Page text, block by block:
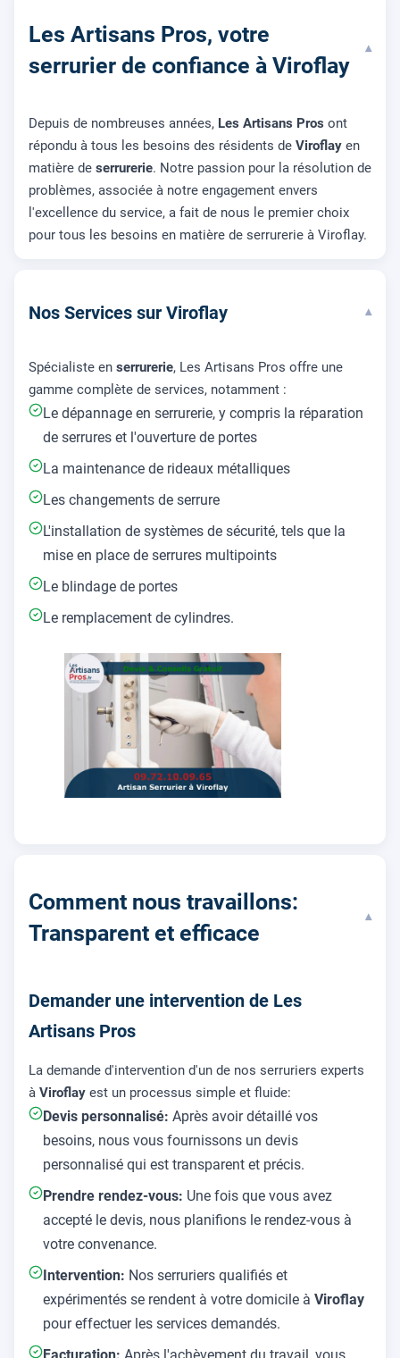
Les Artisans Pros, votre
serrurier de confiance à Viroflay
▾
Depuis de nombreuses années, Les Artisans Pros ont
répondu à tous les besoins des résidents de Viroflay en
matière de serrurerie. Notre passion pour la résolution de
problèmes, associée à notre engagement envers
l'excellence du service, a fait de nous le premier choix
pour tous les besoins en matière de serrurerie à Viroflay.
Nos Services sur Viroflay ▾
Spécialiste en serrurerie, Les Artisans Pros offre une
gamme complète de services, notamment :
Le dépannage en serrurerie, y compris la réparation
de serrures et l'ouverture de portes
La maintenance de rideaux métalliques
Les changements de serrure
L'installation de systèmes de sécurité, tels que la
mise en place de serrures multipoints
Le blindage de portes
Le remplacement de cylindres.
Comment nous travaillons:
Transparent et efficace
▾
Demander une intervention de Les
Artisans Pros
La demande d'intervention d'un de nos serruriers experts
à Viroflay est un processus simple et fluide:
Devis personnalisé: Après avoir détaillé vos
besoins, nous vous fournissons un devis
personnalisé qui est transparent et précis.
Prendre rendez-vous: Une fois que vous avez
accepté le devis, nous planifions le rendez-vous à
votre convenance.
Intervention: Nos serruriers qualifiés et
expérimentés se rendent à votre domicile à Viroflay
pour effectuer les services demandés.